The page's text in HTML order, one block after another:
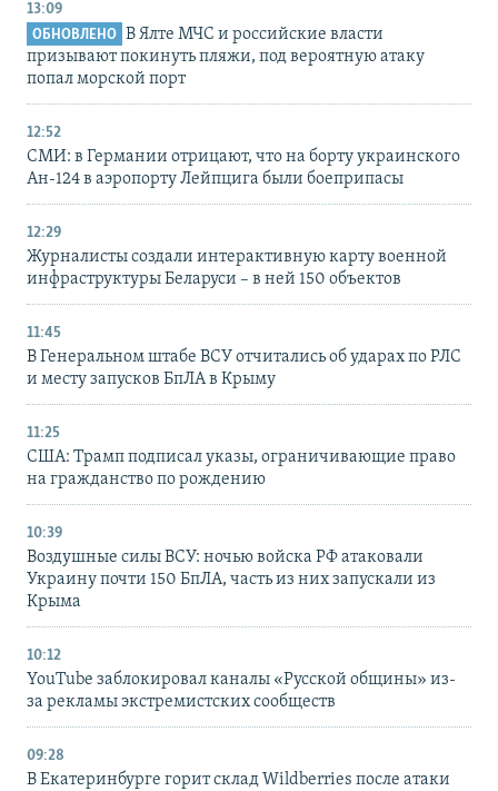
13:09
ОБНОВЛЕНО
В Ялте МЧС и российские власти
призывают покинуть пляжи, под вероятную атаку
попал морской порт
12:52
СМИ: в Германии отрицают, что на борту украинского
Ан-124 в аэропорту Лейпцига были боеприпасы
12:29
Журналисты создали интерактивную карту военной
инфраструктуры Беларуси – в ней 150 объектов
11:45
В Генеральном штабе ВСУ отчитались об ударах по РЛС
и месту запусков БпЛА в Крыму
11:25
США: Трамп подписал указы, ограничивающие право
на гражданство по рождению
10:39
Воздушные силы ВСУ: ночью войска РФ атаковали
Украину почти 150 БпЛА, часть из них запускали из
Крыма
10:12
YouTube заблокировал каналы «Русской общины» из-
за рекламы экстремистских сообществ
09:28
В Екатеринбурге горит склад Wildberries после атаки